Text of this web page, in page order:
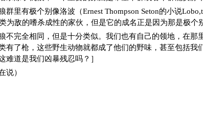
群里有极个别像洛波（Ernest Thompson Seton的小说
为敌的嗜杀成性的家伙，但是它的成名正是因为那是极个
不完全相同，但是十分类似。我们也有自己的领地，在那
了枪，这些野生动物就都成了他们的野味，甚至包括我
难道是我们凶暴残忍吗？］
说）